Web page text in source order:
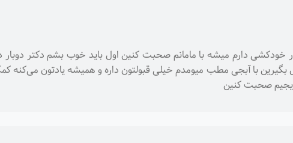
خودکشی دارم میشه با مامانم صحبت کنین اول باید خوب بشم دکتر
با آبجی مطب میومدم خیلی قبولتون داره و همیشه یادتون می‌کنه
صحبت کنین